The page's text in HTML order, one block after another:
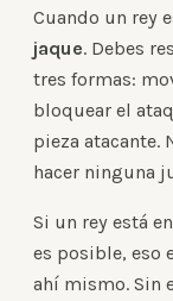
Cuando un rey
jaque. Debes
tres formas:
bloquear el
pieza atacante.
hacer ninguna
Si un rey está
es posible, eso
ahí mismo. Sin